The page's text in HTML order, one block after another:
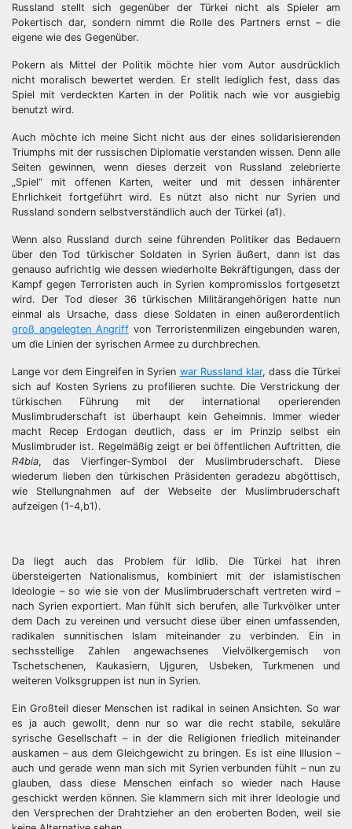
Russland stellt sich gegenüber der Türkei nicht als Spieler am
Pokertisch dar, sondern nimmt die Rolle des Partners ernst – die
eigene wie des Gegenüber.
Pokern als Mittel der Politik möchte hier vom Autor ausdrücklich
nicht moralisch bewertet werden. Er stellt lediglich fest, dass das
Spiel mit verdeckten Karten in der Politik nach wie vor ausgiebig
benutzt wird.
Auch möchte ich meine Sicht nicht aus der eines solidarisierenden
Triumphs mit der russischen Diplomatie verstanden wissen. Denn alle
Seiten gewinnen, wenn dieses derzeit von Russland zelebrierte
„Spiel“ mit offenen Karten, weiter und mit dessen inhärenter
Ehrlichkeit fortgeführt wird. Es nützt also nicht nur Syrien und
Russland sondern selbstverständlich auch der Türkei (a1).
Wenn also Russland durch seine führenden Politiker das Bedauern
über den Tod türkischer Soldaten in Syrien äußert, dann ist das
genauso aufrichtig wie dessen wiederholte Bekräftigungen, dass der
Kampf gegen Terroristen auch in Syrien kompromisslos fortgesetzt
wird. Der Tod dieser 36 türkischen Militärangehörigen hatte nun
einmal als Ursache, dass diese Soldaten in einen außerordentlich
groß angelegten Angriff von Terroristenmilizen eingebunden waren,
um die Linien der syrischen Armee zu durchbrechen.
Lange vor dem Eingreifen in Syrien war Russland klar, dass die Türkei
sich auf Kosten Syriens zu profilieren suchte. Die Verstrickung der
türkischen Führung mit der international operierenden
Muslimbruderschaft ist überhaupt kein Geheimnis. Immer wieder
macht Recep Erdogan deutlich, dass er im Prinzip selbst ein
Muslimbruder ist. Regelmäßig zeigt er bei öffentlichen Auftritten, die
R4bia, das Vierfinger-Symbol der Muslimbruderschaft. Diese
wiederum lieben den türkischen Präsidenten geradezu abgöttisch,
wie Stellungnahmen auf der Webseite der Muslimbruderschaft
aufzeigen (1-4,b1).
Da liegt auch das Problem für Idlib. Die Türkei hat ihren
übersteigerten Nationalismus, kombiniert mit der islamistischen
Ideologie – so wie sie von der Muslimbruderschaft vertreten wird –
nach Syrien exportiert. Man fühlt sich berufen, alle Turkvölker unter
dem Dach zu vereinen und versucht diese über einen umfassenden,
radikalen sunnitischen Islam miteinander zu verbinden. Ein in
sechsstellige Zahlen angewachsenes Vielvölkergemisch von
Tschetschenen, Kaukasiern, Ujguren, Usbeken, Turkmenen und
weiteren Volksgruppen ist nun in Syrien.
Ein Großteil dieser Menschen ist radikal in seinen Ansichten. So war
es ja auch gewollt, denn nur so war die recht stabile, sekuläre
syrische Gesellschaft – in der die Religionen friedlich miteinander
auskamen – aus dem Gleichgewicht zu bringen. Es ist eine Illusion –
auch und gerade wenn man sich mit Syrien verbunden fühlt – nun zu
glauben, dass diese Menschen einfach so wieder nach Hause
geschickt werden können. Sie klammern sich mit ihrer Ideologie und
den Versprechen der Drahtzieher an den eroberten Boden, weil sie